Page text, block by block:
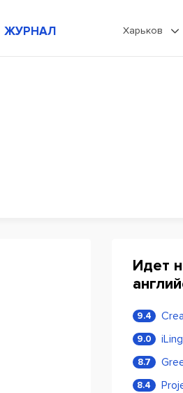
ЖУРНАЛ Харьков
Идет
9.4
9.0
8.7
8.4